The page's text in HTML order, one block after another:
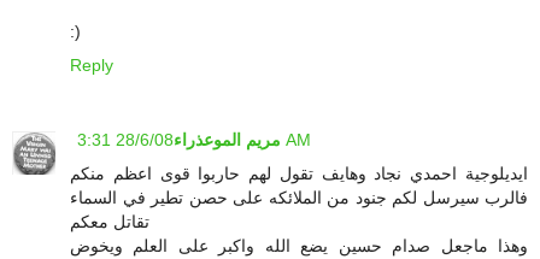
:)
Reply
مريم الموعذراء 28/6/08 3:31 AM
ايديلوجية احمدي نجاد وهايف تقول لهم حاربوا قوى اعظم منكم
فالرب سيرسل لكم جنود من الملائكه على حصن تطير في السماء
تقاتل معكم
وهذا ماجعل صدام حسين يضع الله واكبر على العلم ويخوض